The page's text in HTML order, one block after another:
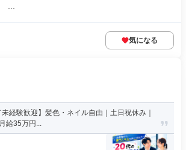
...
気になる
未経験歓迎】髪色・ネイル自由｜土日祝休み｜
給35万円...